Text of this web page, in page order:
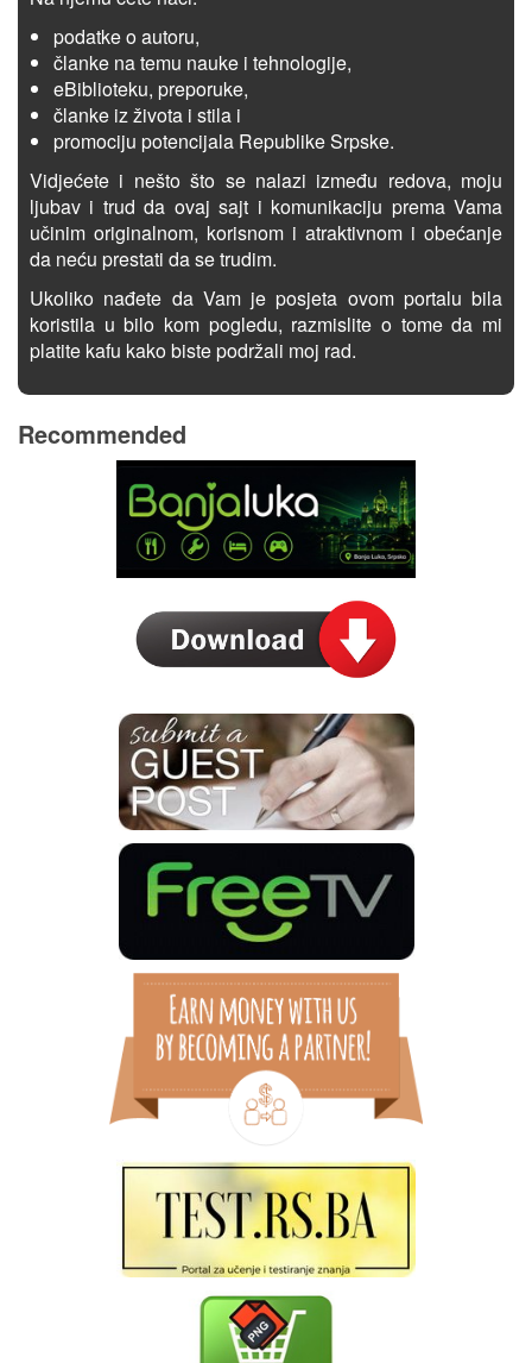
podatke o autoru,
članke na temu nauke i tehnologije,
eBiblioteku, preporuke,
članke iz života i stila i
promociju potencijala Republike Srpske.
Vidjećete i nešto što se nalazi između redova, moju
ljubav i trud da ovaj sajt i komunikaciju prema Vama
učinim originalnom, korisnom i atraktivnom i obećanje
da neću prestati da se trudim.
Ukoliko nađete da Vam je posjeta ovom portalu bila
koristila u bilo kom pogledu, razmislite o tome da mi
platite kafu kako biste podržali moj rad.
Recommended